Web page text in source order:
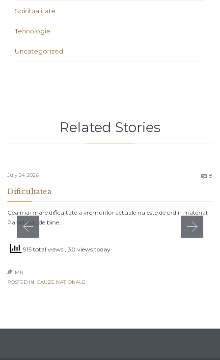
Spiritualitate
Tehnologie
Uncategorized
Related Stories
July 24, 2026  8
Dificultatea
Cea mai mare dificultate a vremurilor actuale nu este de ordin material.
Paradoxal, de bine…
915 total views , 30 views today
 MR
POSTED IN: CAUZE NAŢIONALE